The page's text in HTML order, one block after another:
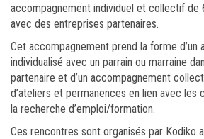
accompagnement individuel et collectif de
avec des entreprises partenaires.
Cet accompagnement prend la forme d’un
individualisé avec un parrain ou marraine
partenaire et d’un accompagnement
d’ateliers et permanences en lien avec
la recherche d’emploi/formation.
Ces rencontres sont organisés par Kodiko